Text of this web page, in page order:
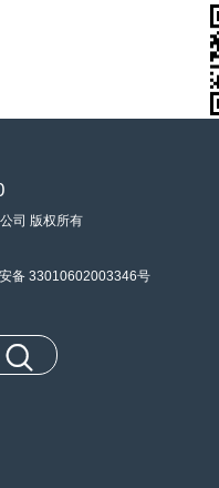
司 版权所有
备 33010602003346号